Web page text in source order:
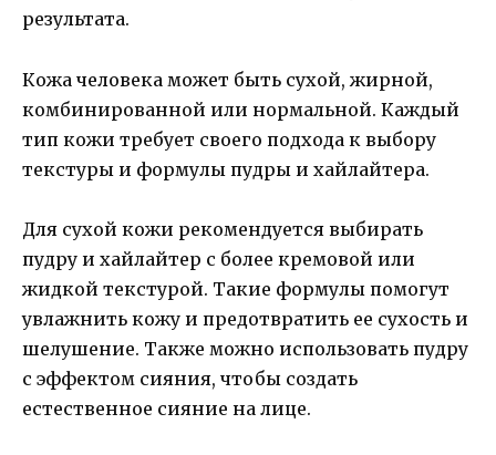
результата.
Кожа человека может быть сухой, жирной,
комбинированной или нормальной. Каждый
тип кожи требует своего подхода к выбору
текстуры и формулы пудры и хайлайтера.
Для сухой кожи рекомендуется выбирать
пудру и хайлайтер с более кремовой или
жидкой текстурой. Такие формулы помогут
увлажнить кожу и предотвратить ее сухость и
шелушение. Также можно использовать пудру
с эффектом сияния, чтобы создать
естественное сияние на лице.